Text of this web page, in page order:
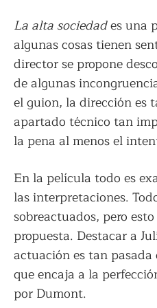
La alta sociedades una
algunas cosas tienen
director se propone
de algunas
el guion, la dirección es
apartado técnico tan
la pena al menos el
En la película todo es
las interpretaciones.
sobreactuados, pero
propuesta. Destacar a
actuación es tan
que encaja a la
por Dumont.